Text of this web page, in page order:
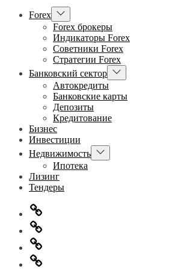
Forex Показывать
подменю
Forex брокеры
Индикаторы Forex
Советники Forex
Стратегии Forex
Банковский сектор Показывать
подменю
Автокредиты
Банковские карты
Депозиты
Кредитование
Бизнес
Инвестиции
Недвижимость Показывать
подменю
Ипотека
Лизинг
Тендеры
Главная
Информация
для
правообладателей
Обратная
связь
Политика
конфиденциальности